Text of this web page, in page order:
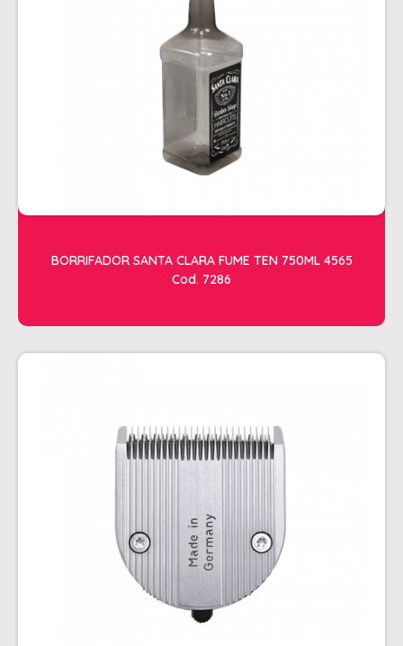
BORRIFADOR SANTA CLARA FUME TEN 750ML 4565
Cod. 7286